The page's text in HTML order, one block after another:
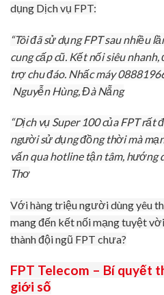
dụng Dịch vụ FPT:
“Tôi đã sử dụng FPT sau nhiều
cung cấp cũ. Kết nối siêu
trợ chu đáo. Nhấc máy
Nguyễn Hùng, Đà Nẵng
“Dịch vụ Super 100 của FPT rất
người sử dụng đồng thời mà
vấn qua hotline tận tâm, hướng
Thơ
Với hàng triệu người dùng yêu
mang đến kết nối mạng tuyệt
thành đội ngũ FPT chưa?
FPT Telecom – Bí quyết
giới số